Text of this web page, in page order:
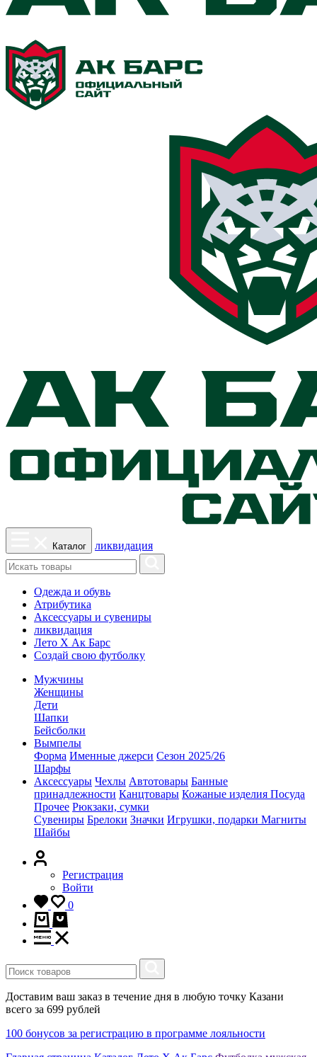
Каталог ликвидация
Одежда и обувь
Атрибутика
Аксессуары и сувениры
ликвидация
Лето Х Ак Барс
Создай свою футболку
Мужчины
Женщины
Дети
Шапки
Бейсболки
Вымпелы
Форма Именные джерси Сезон 2025/26
Шарфы
Аксессуары Чехлы Автотовары Банные
принадлежности Канцтовары Кожаные изделия Посуда
Прочее Рюкзаки, сумки
Сувениры Брелоки Значки Игрушки, подарки Магниты
Шайбы
Регистрация
Войти
0
Доставим ваш заказ в течение дня в любую точку Казани
всего за 699 рублей
100 бонусов за регистрацию в программе лояльности